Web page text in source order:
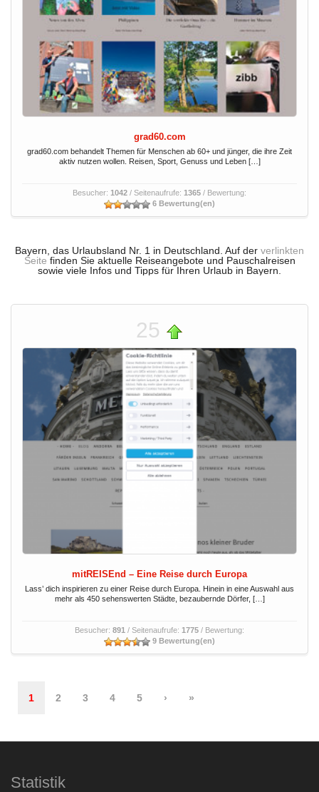
grad60.com
grad60.com behandelt Themen für Menschen ab 60+ und jünger, die ihre Zeit
aktiv nutzen wollen. Reisen, Sport, Genuss und Leben […]
Besucher: 1042 / Seitenaufrufe: 1365 / Bewertung:
6 Bewertung(en)
Bayern, das Urlaubsland Nr. 1 in Deutschland. Auf der verlinkten
Seite finden Sie aktuelle Reiseangebote und Pauschalreisen
sowie viele Infos und Tipps für Ihren Urlaub in Bayern.
25
mitREISEnd – Eine Reise durch Europa
Lass’ dich inspirieren zu einer Reise durch Europa. Hinein in eine Auswahl aus
mehr als 450 sehenswerten Städte, bezaubernde Dörfer, […]
Besucher: 891 / Seitenaufrufe: 1775 / Bewertung:
9 Bewertung(en)
1 2 3 4 5 › »
Statistik